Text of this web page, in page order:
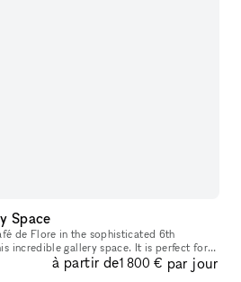
Space
de Flore in the sophisticated 6th
gallery space. It is perfect for
Art Opening, Fashion Show
à partir de1 800 € par jour